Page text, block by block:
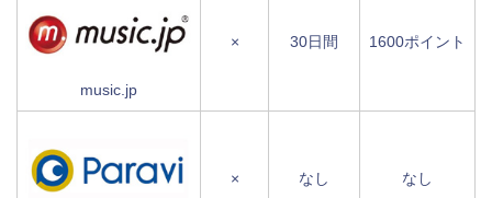
music.jp
× 30日間 1600ポイント
× なし なし